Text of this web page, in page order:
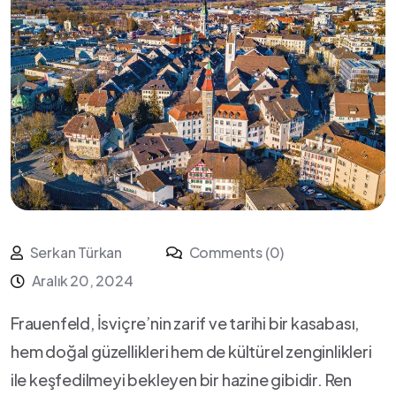
Serkan Türkan
Comments (0)
Aralık 20, 2024
Frauenfeld, İsviçre’nin zarif ve⁢ tarihi bir kasabası,
hem doğal güzellikleri ‍hem de kültürel zenginlikleri
⁢ile keşfedilmeyi bekleyen bir hazine gibidir.​ Ren